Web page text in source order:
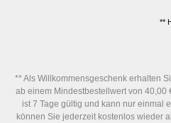
**
** Als Willkommensgeschenk erhalten
ab einem Mindestbestellwert von 40,00
ist 7 Tage gültig und kann nur einmal
können Sie jederzeit kostenlos wieder